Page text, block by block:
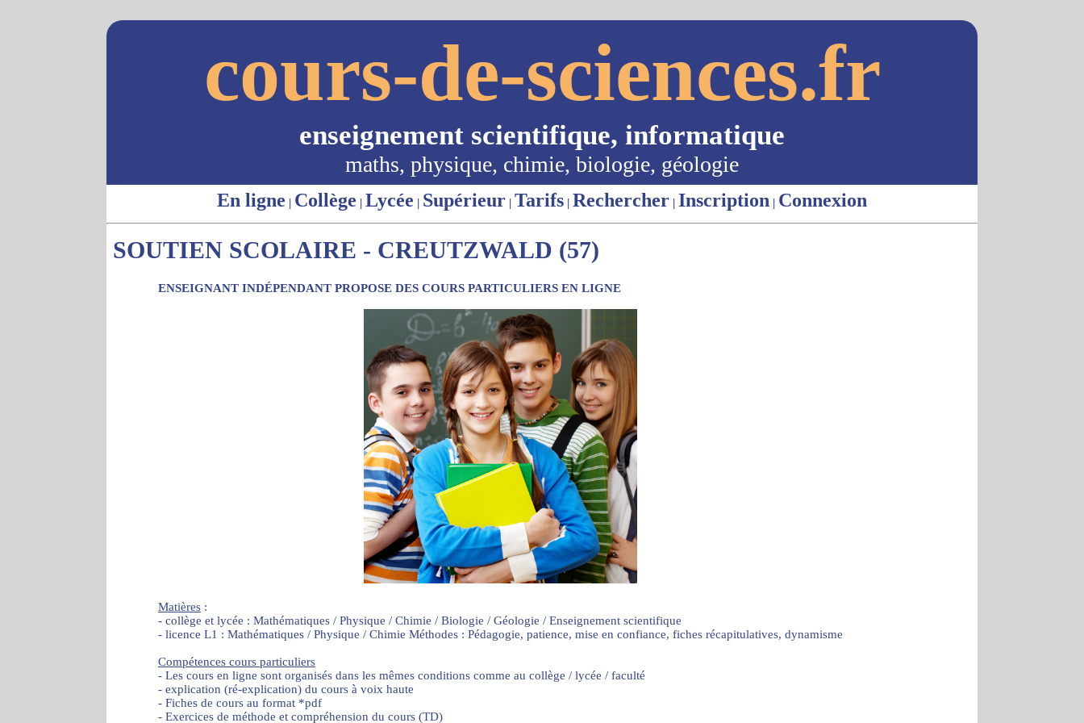
cours-de-sciences.fr
enseignement scientifique, informatique
maths, physique, chimie, biologie, géologie
En ligne | Collège | Lycée | Supérieur | Tarifs | Rechercher | Inscription | Connexion
SOUTIEN SCOLAIRE - CREUTZWALD (57)
ENSEIGNANT INDÉPENDANT PROPOSE DES COURS PARTICULIERS EN LIGNE
Matières :
- collège et lycée : Mathématiques / Physique / Chimie / Biologie / Géologie / Enseignement scientifique
- licence L1 : Mathématiques / Physique / Chimie Méthodes : Pédagogie, patience, mise en confiance, fiches récapitulatives, dynamisme
Compétences cours particuliers
- Les cours en ligne sont organisés dans les mêmes conditions comme au collège / lycée / faculté
- explication (ré-explication) du cours à voix haute
- Fiches de cours au format *pdf
- Exercices de méthode et compréhension du cours (TD)